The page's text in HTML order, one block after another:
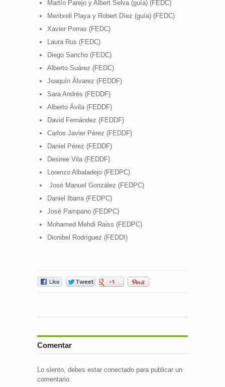
Martín Parejo y Albert Selva (guía) (FEDC)
Meritxell Playa y Robert Díez (guía) (FEDC)
Xavier Porras (FEDC)
Laura Rus (FEDC)
Diego Sancho (FEDC)
Alberto Suárez (FEDC)
Joaquín Álvarez (FEDDF)
Sara Andrés (FEDDF)
Alberto Ávila (FEDDF)
David Fernández (FEDDF)
Carlos Javier Pérez (FEDDF)
Daniel Pérez (FEDDF)
Desiree Vila (FEDDF)
Lorenzo Albaladejo (FEDPC)
José Manuel González (FEDPC)
Daniel Ibarra (FEDPC)
José Pampano (FEDPC)
Mohamed Mehdi Raiss (FEDPC)
Dionibel Rodríguez (FEDDI)
Comentar
Lo siento, debes estar conectado para publicar un
comentario.